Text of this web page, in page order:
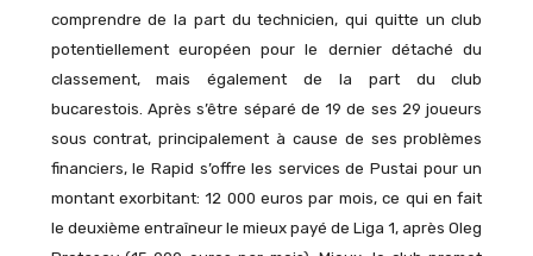
comprendre de la part du technicien, qui quitte un club
potentiellement européen pour le dernier détaché du
classement, mais également de la part du club
bucarestois. Après s’être séparé de 19 de ses 29 joueurs
sous contrat, principalement à cause de ses problèmes
financiers, le Rapid s’offre les services de Pustai pour un
montant exorbitant: 12 000 euros par mois, ce qui en fait
le deuxième entraîneur le mieux payé de Liga 1, après Oleg